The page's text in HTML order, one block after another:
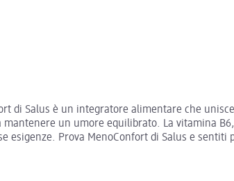
di Salus è un integratore alimentare che
un umore equilibrato. La vitamina
esigenze. Prova MenoConfort di Salus e sentiti